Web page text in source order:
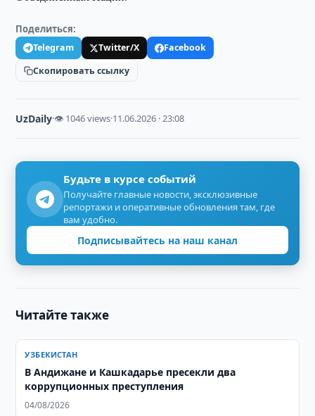
Поделиться:
Telegram Twitter/X
Facebook
Скопировать ссылку
UzDaily·👁 1046 views·11.06.2026 · 23:08
Будьте в курсе событий
Получайте главные новости, эксклюзивные
репортажи и оперативные обновления там, где
вам удобно.
Подписывайтесь на наш канал
Читайте также
УЗБЕКИСТАН
В Андижане и Кашкадарье пресекли два
коррупционных преступления
04/08/2026